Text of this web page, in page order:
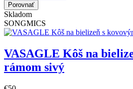
Porovnať
Skladom
SONGMICS
VASAGLE Kôš na
rámom sivý